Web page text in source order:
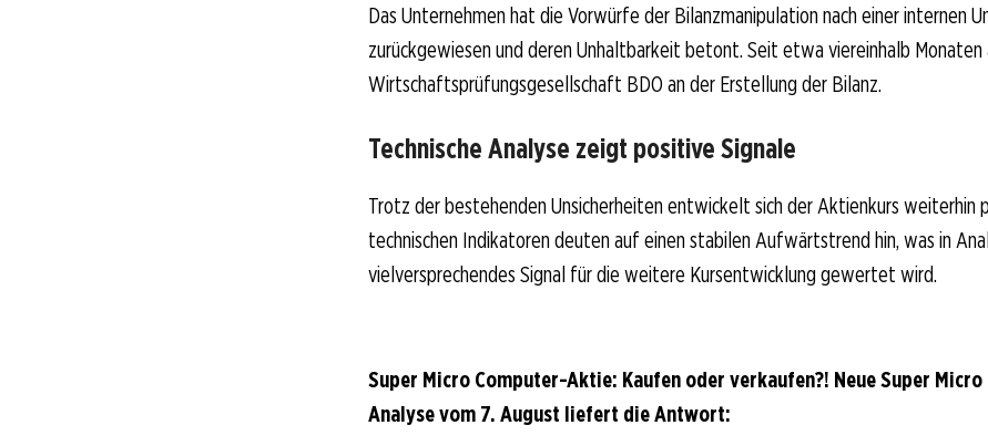
Das Unternehmen hat die Vorwürfe der Bilanzmanipulation nach einer internen
zurückgewiesen und deren Unhaltbarkeit betont. Seit etwa viereinhalb
Wirtschaftsprüfungsgesellschaft BDO an der Erstellung der Bilanz.
Technische Analyse zeigt positive Signale
Trotz der bestehenden Unsicherheiten entwickelt sich der Aktienkurs weiterhin
technischen Indikatoren deuten auf einen stabilen Aufwärtstrend hin, was in
vielversprechendes Signal für die weitere Kursentwicklung gewertet wird.
Super Micro Computer-Aktie: Kaufen oder verkaufen?! Neue Super
Analyse vom 7. August liefert die Antwort: